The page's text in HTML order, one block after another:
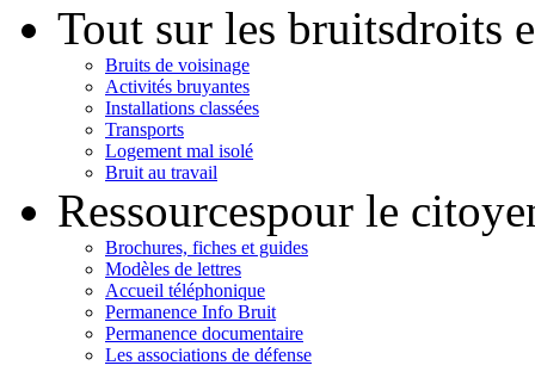
Tout sur les bruitsdroits
Bruits de voisinage
Activités bruyantes
Installations classées
Transports
Logement mal isolé
Bruit au travail
Ressourcespour le
Brochures, fiches et guides
Modèles de lettres
Accueil téléphonique
Permanence Info Bruit
Permanence documentaire
Les associations de défense